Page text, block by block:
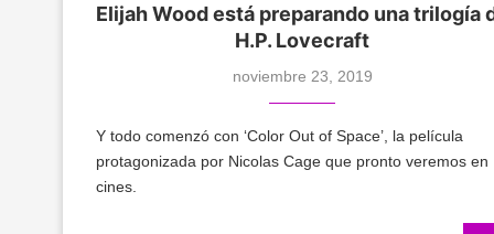
Elijah Wood está preparando una trilogía
H.P. Lovecraft
noviembre 23, 2019
Y todo comenzó con ‘Color Out of Space’, la película
protagonizada por Nicolas Cage que pronto veremos en
cines.